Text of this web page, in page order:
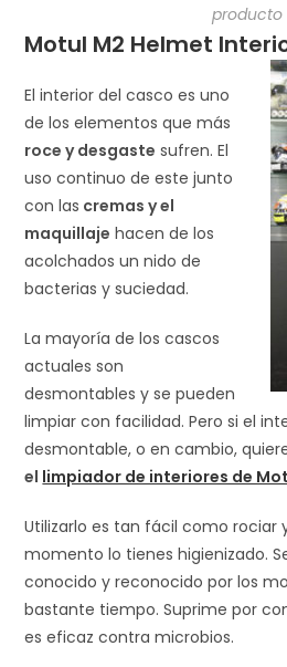
producto
Motul M2 Helmet
El interior del casco es uno
de los elementos que más
roce y desgaste sufren. El
uso continuo de este junto
con las cremas y el
maquillaje hacen de los
acolchados un nido de
bacterias y suciedad.
La mayoría de los cascos
actuales son
desmontables y se pueden
limpiar con facilidad. Pero si el
desmontable, o en cambio,
el limpiador de interiores de
Utilizarlo es tan fácil como rociar
momento lo tienes higienizado.
conocido y reconocido por los
bastante tiempo. Suprime por
es eficaz contra microbios.